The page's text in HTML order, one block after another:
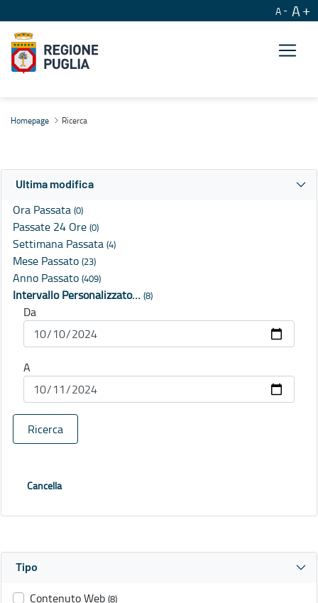
A A
Homepage Ricerca
Ultima modifica
Ora Passata (0)
Passate 24 Ore (0)
Settimana Passata (4)
Mese Passato (23)
Anno Passato (409)
Intervallo Personalizzato… (8)
Da
A
Ricerca
Cancella
Tipo
Contenuto Web (8)